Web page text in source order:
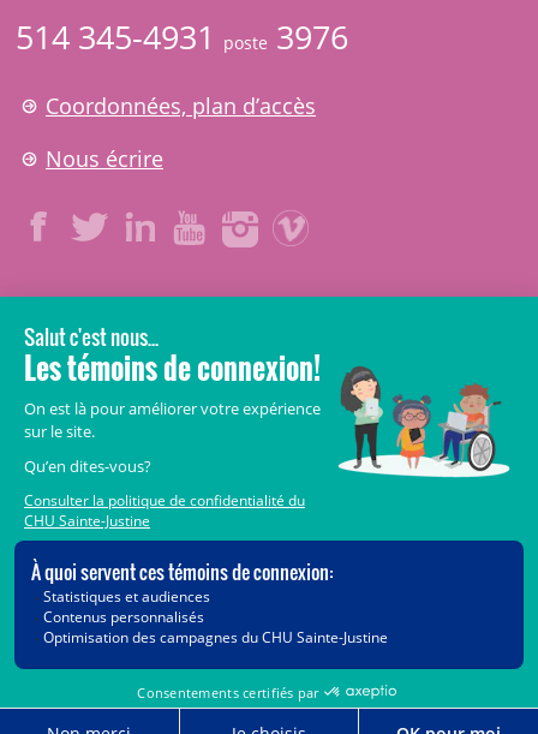
514 345-4931 poste 3976
Coordonnées, plan d’accès
Nous écrire
LÉGAL
© 2006-2026CHU Sainte-Justine.
Avis légaux